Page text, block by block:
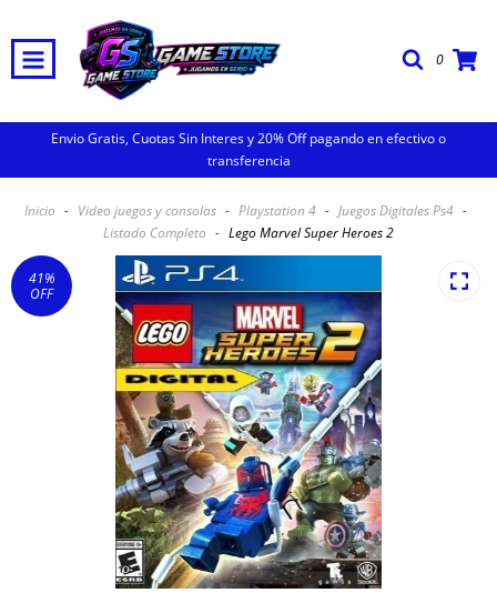
0
Envio Gratis, Cuotas Sin Interes y 20% Off pagando en efectivo o
transferencia
Inicio - Video juegos y consolas - Playstation 4 - Juegos Digitales Ps4 -
Listado Completo - Lego Marvel Super Heroes 2
41%
OFF